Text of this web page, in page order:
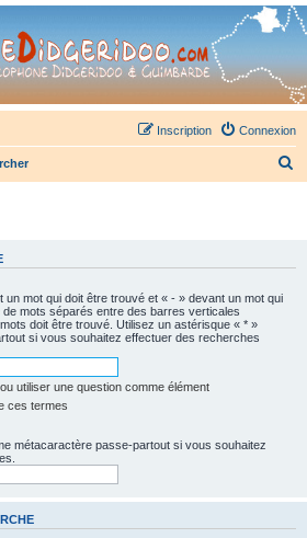
Didgeridoo - retrouvez la communauté.
Connexion
Inscription
e
mot qui doit être trouvé et « - » devant un mot qui
mots séparés entre des barres verticales
doit être trouvé. Utilisez un astérisque « * »
si vous souhaitez effectuer des recherches
utiliser une question comme élément
ces termes
métacaractère passe-partout si vous souhaitez